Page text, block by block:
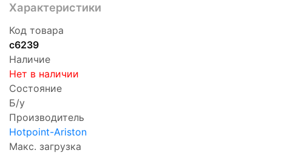
Характеристики
Код товара
с6239
Наличие
Нет в наличии
Состояние
Б/у
Производитель
Hotpoint-Ariston
Макс. загрузка